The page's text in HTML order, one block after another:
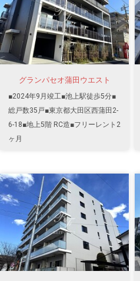
グランパセオ蒲田ウエスト
■2024年9月竣工■池上駅徒歩5分■
総戸数35戸■東京都大田区西蒲田2-
6-18■地上5階 RC造■フリーレント2
ヶ月